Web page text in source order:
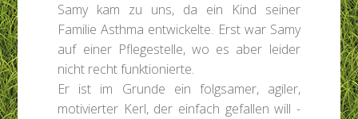
Samy kam zu uns, da ein Kind seiner
Familie Asthma entwickelte. Erst war Samy
auf einer Pflegestelle, wo es aber leider
nicht recht funktionierte.
Er ist im Grunde ein folgsamer, agiler,
motivierter Kerl, der einfach gefallen will -